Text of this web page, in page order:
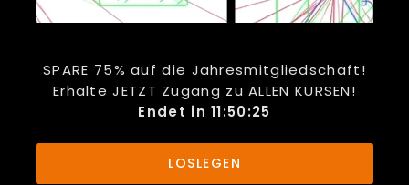
SPARE 75% auf die Jahresmitgliedschaft!
Erhalte JETZT Zugang zu ALLEN KURSEN!
Endet in 11:50:23
LOSLEGEN